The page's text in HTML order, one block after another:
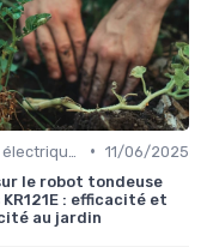
• 11/06/2025
le robot tondeuse
KR121E : efficacité et
au jardin